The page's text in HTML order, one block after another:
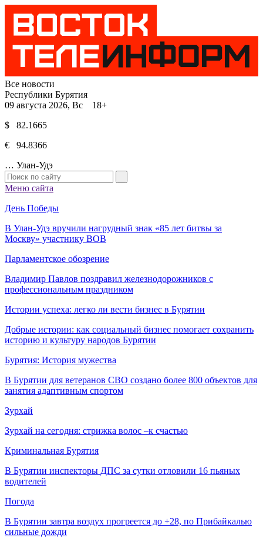
Все новости
Республики Бурятия
09 августа 2026, Вс 18+
$ 82.1665
€ 94.8366
… Улан-Удэ
Меню сайта
День Победы
В Улан-Удэ вручили нагрудный знак «85 лет битвы за
Москву» участнику ВОВ
Парламентское обозрение
Владимир Павлов поздравил железнодорожников с
профессиональным праздником
Истории успеха: легко ли вести бизнес в Бурятии
Добрые истории: как социальный бизнес помогает сохранить
историю и культуру народов Бурятии
Бурятия: История мужества
В Бурятии для ветеранов СВО создано более 800 объектов для
занятия адаптивным спортом
Зурхай
Зурхай на сегодня: стрижка волос –к счастью
Криминальная Бурятия
В Бурятии инспекторы ДПС за сутки отловили 16 пьяных
водителей
Погода
В Бурятии завтра воздух прогреется до +28, по Прибайкалью
сильные дожди